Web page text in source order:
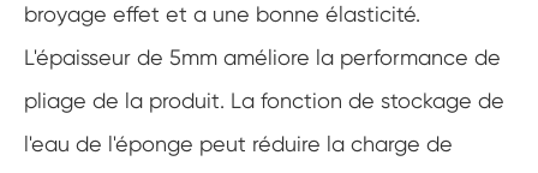
broyage effet et a une bonne élasticité.
L'épaisseur de 5mm améliore la performance de
pliage de la produit. La fonction de stockage de
l'eau de l'éponge peut réduire la charge de